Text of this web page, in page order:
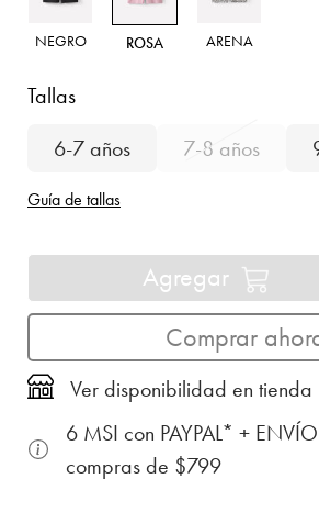
NEGRO ROSA ARENA
Tallas
6-7 años
7-8 años
Guía de tallas
Agregar
Comprar
Ver disponibilidad en tienda
6 MSI con PAYPAL* +
compras de $799